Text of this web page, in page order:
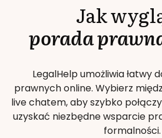
Jak
porada
LegalHelp umożliwia łatwy
prawnych online. Wybierz
live chatem, aby szybko
uzyskać niezbędne wsparcie
formalności.